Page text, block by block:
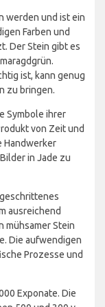
werden und ist ein
Farben und
Der Stein gibt es
ist, kann genug
zu bringen.
Symbole ihrer
von Zeit und
Handwerker
in Jade zu
ausreichend
mühsamer Stein
Die aufwendigen
Prozesse und
Exponate. Die